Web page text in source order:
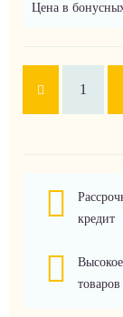
Цена в
кредит